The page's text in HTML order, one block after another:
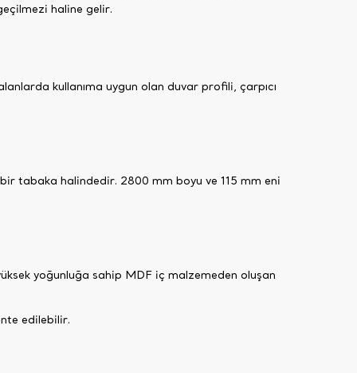
haline gelir.
kullanıma uygun olan duvar profili, çarpıcı
tabaka halindedir. 2800 mm boyu ve 115 mm eni
yoğunluğa sahip MDF iç malzemeden oluşan
edilebilir.